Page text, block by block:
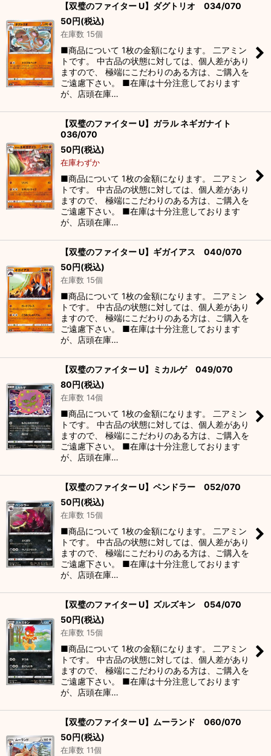
【双璧のファイター U】ダグトリオ 034/070
50円(税込)
在庫数 15個
■商品について 1枚の金額になります。 二アミン
トです。 中古品の状態に対しては、個人差があり
ますので、 極端にこだわりのある方は、ご購入を
ご遠慮下さい。 ■在庫は十分注意しております
が、店頭在庫…
【双璧のファイター U】ガラル ネギガナイト
036/070
50円(税込)
在庫わずか
■商品について 1枚の金額になります。 二アミン
トです。 中古品の状態に対しては、個人差があり
ますので、 極端にこだわりのある方は、ご購入を
ご遠慮下さい。 ■在庫は十分注意しております
が、店頭在庫…
【双璧のファイター U】ギガイアス 040/070
50円(税込)
在庫数 15個
■商品について 1枚の金額になります。 二アミン
トです。 中古品の状態に対しては、個人差があり
ますので、 極端にこだわりのある方は、ご購入を
ご遠慮下さい。 ■在庫は十分注意しております
が、店頭在庫…
【双璧のファイター U】ミカルゲ 049/070
80円(税込)
在庫数 14個
■商品について 1枚の金額になります。 二アミン
トです。 中古品の状態に対しては、個人差があり
ますので、 極端にこだわりのある方は、ご購入を
ご遠慮下さい。 ■在庫は十分注意しております
が、店頭在庫…
【双璧のファイター U】ペンドラー 052/070
50円(税込)
在庫数 15個
■商品について 1枚の金額になります。 二アミン
トです。 中古品の状態に対しては、個人差があり
ますので、 極端にこだわりのある方は、ご購入を
ご遠慮下さい。 ■在庫は十分注意しております
が、店頭在庫…
【双璧のファイター U】ズルズキン 054/070
50円(税込)
在庫数 15個
■商品について 1枚の金額になります。 二アミン
トです。 中古品の状態に対しては、個人差があり
ますので、 極端にこだわりのある方は、ご購入を
ご遠慮下さい。 ■在庫は十分注意しております
が、店頭在庫…
【双璧のファイター U】ムーランド 060/070
50円(税込)
在庫数 11個